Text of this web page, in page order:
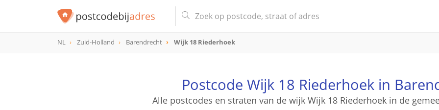
NL Zuid-Holland Barendrecht Wijk 18 Riederhoek
Postcode Wijk 18 Riederhoek in
Alle postcodes en straten van de wijk Wijk 18 Riederhoek in de